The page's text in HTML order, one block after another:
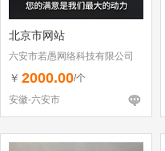
北京市网站
六安市若愚网络科技有限公司
￥ 2000.00/个
安徽-六安市